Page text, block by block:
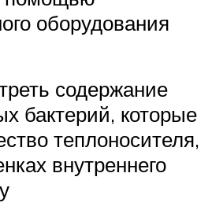
оборудования
содержание
бактерий, которые
теплоносителя,
внутреннего